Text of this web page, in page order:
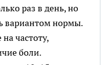
раз в день, но
вариантом нормы.
частоту,
боли.